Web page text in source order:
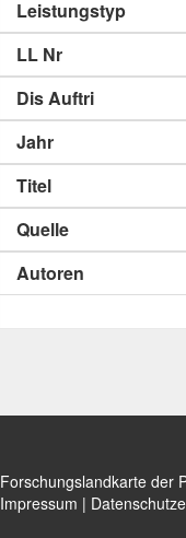
Leistungstyp
LL Nr
Dis Auftri
Jahr
Titel
Quelle
Autoren
Forschungslandkarte der
Impressum |